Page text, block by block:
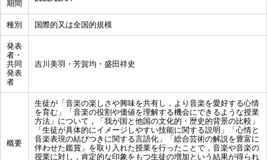
期間
種別 国際的又は全国的規模
発表
者・
共同
発表
者
吉川美羽・芳賀均・盛田祥史
概要
生徒が「音楽の楽しさや興味を共有し，より音楽を愛好する心情
を育む」「音楽の役割や価値を理解する機会にできるような授業
方法」について，「我が国と他国の文化的・歴史的背景の比較」
「生徒が具体的にイメージしやすい技能に関する説明」「心情と
音楽表現の結びつきに関する言語化」「総合芸術の解説を豊富に
伴わせた鑑賞」を取り入れた授業を行ったことで，音楽や音楽の
授業に対し，肯定的な印象をもつ生徒の増加という結果が得られ